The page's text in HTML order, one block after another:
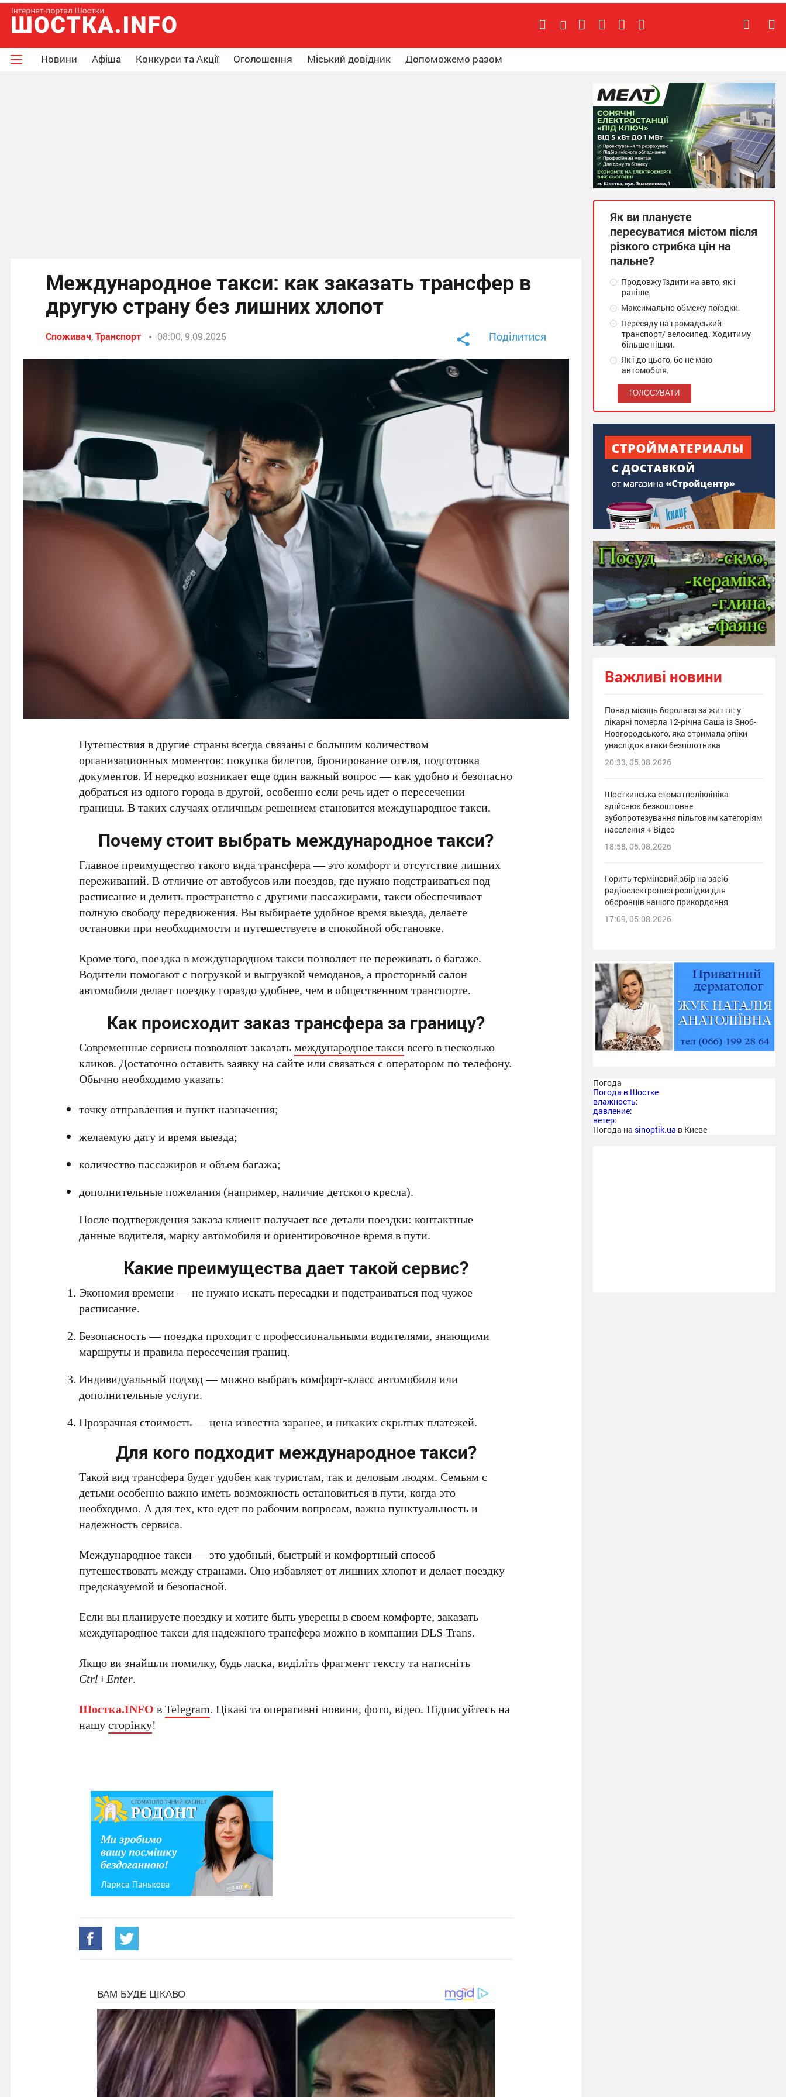
Новини Афіша Конкурси та Акції Оголошення Міський довідник Допоможемо разом
Международное такси: как заказать трансфер в
другую страну без лишних хлопот
Споживач,Транспорт 08:00, 9.09.2025 Поділитися
Путешествия в другие страны всегда связаны с большим количеством
организационных моментов: покупка билетов, бронирование отеля, подготовка
документов. И нередко возникает еще один важный вопрос — как удобно и безопасно
добраться из одного города в другой, особенно если речь идет о пересечении
границы. В таких случаях отличным решением становится международное такси.
Почему стоит выбрать международное такси?
Главное преимущество такого вида трансфера — это комфорт и отсутствие лишних
переживаний. В отличие от автобусов или поездов, где нужно подстраиваться под
расписание и делить пространство с другими пассажирами, такси обеспечивает
полную свободу передвижения. Вы выбираете удобное время выезда, делаете
остановки при необходимости и путешествуете в спокойной обстановке.
Кроме того, поездка в международном такси позволяет не переживать о багаже.
Водители помогают с погрузкой и выгрузкой чемоданов, а просторный салон
автомобиля делает поездку гораздо удобнее, чем в общественном транспорте.
Как происходит заказ трансфера за границу?
Современные сервисы позволяют заказатьмеждународное таксивсего в несколько
кликов. Достаточно оставить заявку на сайте или связаться с оператором по телефону.
Обычно необходимо указать:
точку отправления и пункт назначения;
желаемую дату и время выезда;
количество пассажиров и объем багажа;
дополнительные пожелания (например, наличие детского кресла).
После подтверждения заказа клиент получает все детали поездки: контактные
данные водителя, марку автомобиля и ориентировочное время в пути.
Какие преимущества дает такой сервис?
Экономия времени — не нужно искать пересадки и подстраиваться под чужое
расписание.
Безопасность — поездка проходит с профессиональными водителями, знающими
маршруты и правила пересечения границ.
Индивидуальный подход — можно выбрать комфорт-класс автомобиля или
дополнительные услуги.
Прозрачная стоимость — цена известна заранее, и никаких скрытых платежей.
Для кого подходит международное такси?
Такой вид трансфера будет удобен как туристам, так и деловым людям. Семьям с
детьми особенно важно иметь возможность остановиться в пути, когда это
необходимо. А для тех, кто едет по рабочим вопросам, важна пунктуальность и
надежность сервиса.
Международное такси — это удобный, быстрый и комфортный способ
путешествовать между странами. Оно избавляет от лишних хлопот и делает поездку
предсказуемой и безопасной.
Если вы планируете поездку и хотите быть уверены в своем комфорте, заказать
международное такси для надежного трансфера можно в компании DLS Trans.
Якщо ви знайшли помилку, будь ласка, виділіть фрагмент тексту та натисніть
Ctrl+Enter.
Шостка.INFO вTelegram. Цікаві та оперативні новини, фото, відео. Підписуйтесь на
нашусторінку!
Як ви плануєте
пересуватися містом після
різкого стрибка цін на
пальне?
Продовжу їздити на авто, як і
раніше.
Максимально обмежу поїздки.
Пересяду на громадський
транспорт/ велосипед. Ходитиму
більше пішки.
Як і до цього, бо не маю
автомобіля.
Важливі новини
Понад місяць боролася за життя: у
лікарні померла 12-річна Саша із Зноб-
Новгородського, яка отримала опіки
унаслідок атаки безпілотника
20:33, 05.08.2026
Шосткинська стоматполіклініка
здійснює безкоштовне
зубопротезування пільговим категоріям
населення + Відео
18:58, 05.08.2026
Горить терміновий збір на засіб
радіоелектронної розвідки для
оборонців нашого прикордоння
17:09, 05.08.2026
Погода
Погода в Шостке
влажность:
давление:
ветер:
Погода на sinoptik.ua в Киеве